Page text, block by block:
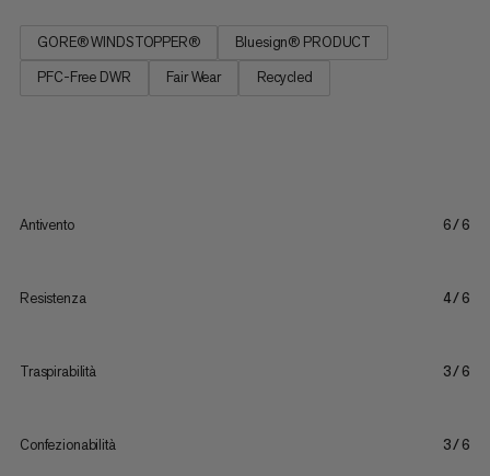
GORE® WINDSTOPPER®
Bluesign® PRODUCT
PFC-Free DWR
Fair Wear Recycled
Antivento 6/6
Resistenza 4/6
Traspirabilità 3/6
Confezionabilità 3/6